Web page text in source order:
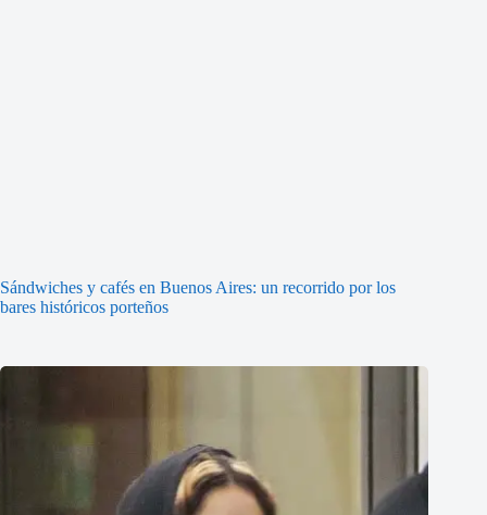
Sándwiches y cafés en Buenos Aires: un recorrido por los
bares históricos porteños